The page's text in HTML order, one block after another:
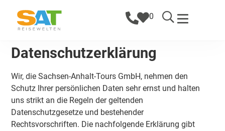
0
Datenschutzerklärung
Wir, die Sachsen-Anhalt-Tours GmbH, nehmen den
Schutz Ihrer persönlichen Daten sehr ernst und halten
uns strikt an die Regeln der geltenden
Datenschutzgesetze und bestehender
Rechtsvorschriften. Die nachfolgende Erklärung gibt